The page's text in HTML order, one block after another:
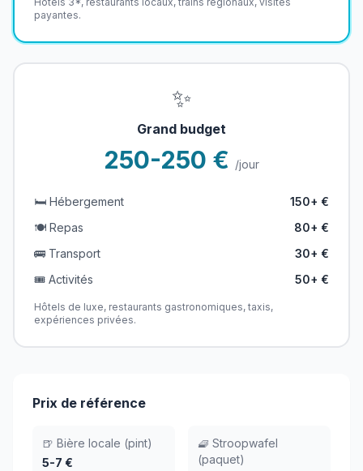
payantes.
✨
Grand budget
250-250 € /jour
🛏️ Hébergement
150+ €
🍽️ Repas
80+ €
🚌 Transport
30+ €
🎟️ Activités
50+ €
Hôtels de luxe, restaurants gastronomiques, taxis,
expériences privées.
Prix de référence
🍺 Bière locale (pint)
5-7 €
🧇 Stroopwafel
(paquet)